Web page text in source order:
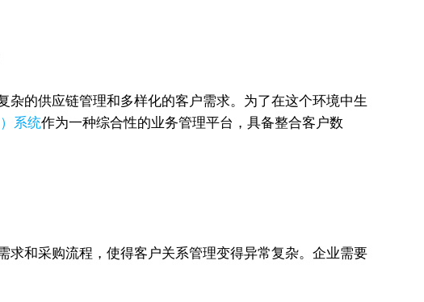
的供应链管理和多样化的客户需求。为了在这个环境中生
系统作为一种综合性的业务管理平台，具备整合客户数
和采购流程，使得客户关系管理变得异常复杂。企业需要